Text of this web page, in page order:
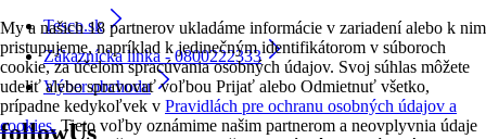
My a našich 18 partnerov ukladáme informácie v zariadení alebo k nim
pristupujeme, napríklad k jedinečným identifikátorom v súboroch
cookie, za účelom spracúvania osobných údajov. Svoj súhlas môžete
udeliť alebo spravovať voľbou Prijať alebo Odmietnuť všetko,
prípadne kedykoľvek v Pravidlách pre ochranu osobných údajov a
cookies. Tieto voľby oznámime našim partnerom a neovplyvnia údaje
Tesco.sk
Zákaznícka linka - 0800222333
Výber obchodu
followUs